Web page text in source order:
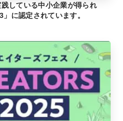
している中小企業が得られ
に認定されています。